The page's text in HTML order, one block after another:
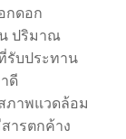
กดอก
ปริมาณ
รับประทาน
ดี
ภาพแวดล้อม
ารตกค้าง